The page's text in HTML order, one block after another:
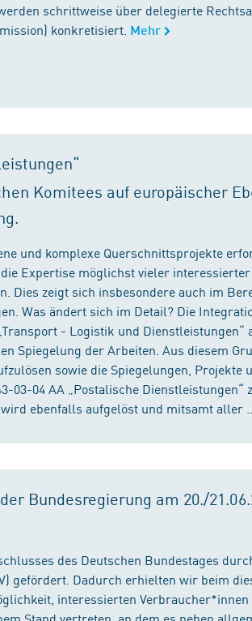
schrittweise über delegierte
konkretisiert. Mehr
Komitees auf europäischer
und komplexe Querschnittsprojekte
Expertise möglichst vieler
Dies zeigt sich insbesondere auch im
Was ändert sich im Detail? Die
- Logistik und Dienstleistungen“
Spiegelung der Arbeiten. Aus diesem
sowie die Spiegelungen, Projekte
04 AA „Postalische Dienstleistungen“
ebenfalls aufgelöst und mitsamt aller ...
Bundesregierung am 20./
des Deutschen Bundestages
gefördert. Dadurch erhielten wir beim
interessierten